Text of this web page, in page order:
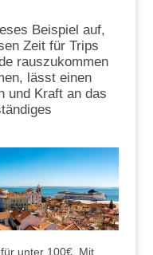
Beispiel auf,
Zeit für Trips
rauszukommen
lässt einen
und Kraft an das
unter 100€. Mit